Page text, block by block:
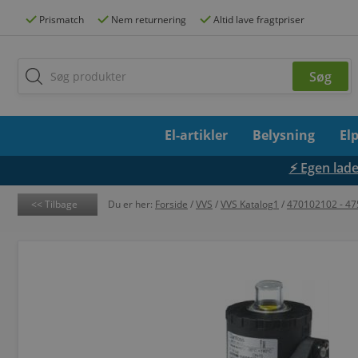
Prismatch Nem returnering Altid lave fragtpriser
El-artikler Belysning
⚡ Egen
Tilbage Du er her: Forside /VVS /VVS Katalog1 /470102102 -